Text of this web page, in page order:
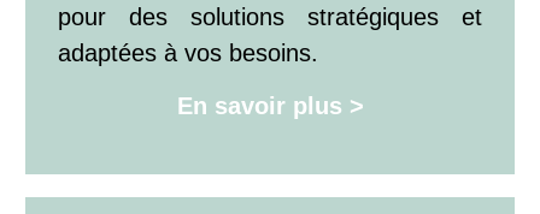
pour des solutions stratégiques et
adaptées à vos besoins.
En savoir plus >